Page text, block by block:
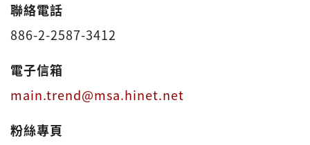
聯絡電話
886-2-2587-3412
電子信箱
main.trend@msa.hinet.net
粉絲專頁